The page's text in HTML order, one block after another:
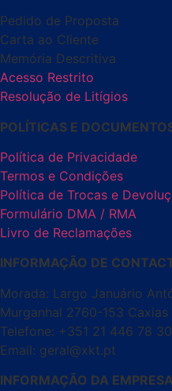
Pedido de Proposta
Carta ao Cliente
Memória Descritiva
Acesso Restrito
Resolução de Litígios
POLÍTICAS E
Política de Privacidade
Termos e Condições
Política de Trocas e
Formulário DMA / RMA
Livro de Reclamações
INFORMAÇÃO DE
Morada: Largo Januário
Murganhal 2760-153
Telefone: +351 21 446 78 30
Email: geral@xkt.pt
INFORMAÇÃO DA EMPRESA